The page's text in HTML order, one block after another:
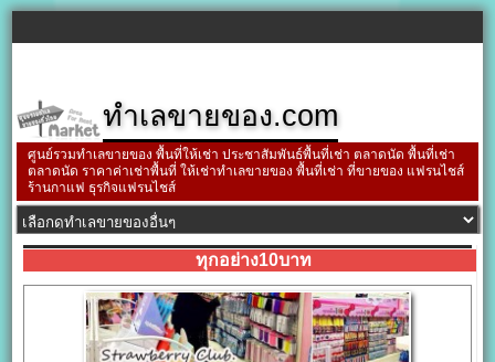
ทำเลขายของ.com
ศูนย์รวมทำเลขายของ พื้นที่ให้เช่า ประชาสัมพันธ์พื้นที่เช่า ตลาดนัด พื้นที่เช่า
ตลาดนัด ราคาค่าเช่าพื้นที่ ให้เช่าทำเลขายของ พื้นที่เช่า ที่ขายของ แฟรนไชส์
ร้านกาแฟ ธุรกิจแฟรนไชส์
ทุกอย่าง10บาท